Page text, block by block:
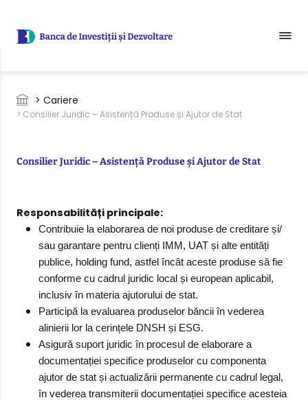
Breadcrumb
> Cariere
> Consilier Juridic – Asistență Produse și Ajutor de Stat
Consilier Juridic – Asistență Produse și Ajutor de Stat
Responsabilități principale:
Contribuie la elaborarea de noi produse de creditare și/
sau garantare pentru clienți IMM, UAT și alte entități
publice, holding fund, astfel încât aceste produse să fie
conforme cu cadrul juridic local și european aplicabil,
inclusiv în materia ajutorului de stat.
Participă la evaluarea produselor băncii în vederea
alinierii lor la cerințele DNSH și ESG.
Asigură suport juridic în procesul de elaborare a
documentației specifice produselor cu componenta
ajutor de stat și actualizării permanente cu cadrul legal,
în vederea transmiterii documentației specifice acesteia